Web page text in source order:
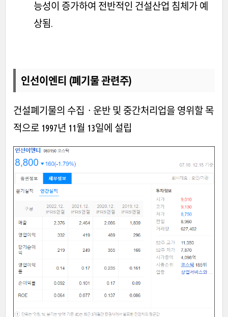
능성이 증가하여 전반적인 건설산업 침체가 예
상됨.
인선이엔티 (폐기물 관련주)
건설폐기물의 수집ㆍ운반 및 중간처리업을 영위할 목
적으로 1997년 11월 13일에 설립